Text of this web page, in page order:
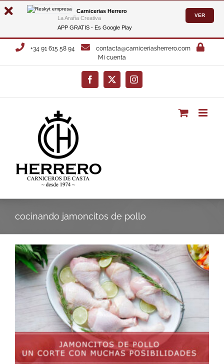
Carnicerias Herrero
La Araña Creativa
APP GRATIS - Es Google Play
VER
Saltar
+34 91 615 58 94
contacta@carniceriasherrero.com
Mi cuenta
Facebook
X Instagram
cocinando jamoncitos de pollo